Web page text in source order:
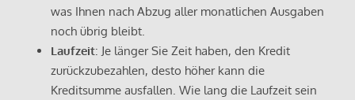
was Ihnen nach Abzug aller monatlichen Ausgaben
noch übrig bleibt.
Laufzeit: Je länger Sie Zeit haben, den Kredit
zurückzubezahlen, desto höher kann die
Kreditsumme ausfallen. Wie lang die Laufzeit sein